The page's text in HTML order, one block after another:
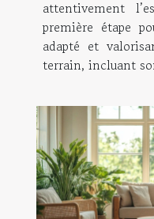
attentivement
première étape
adapté et
terrain, incluant